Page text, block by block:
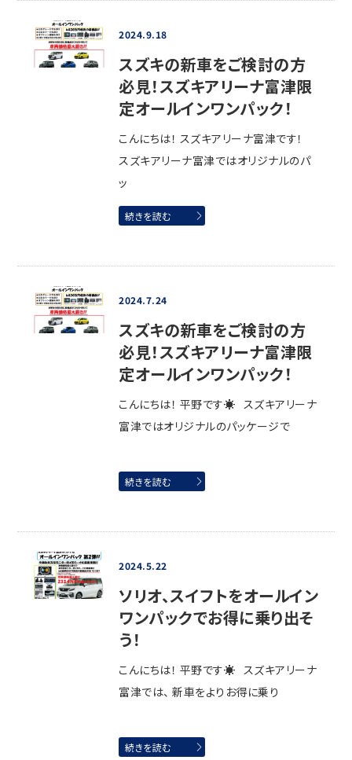
2024.9.18
スズキの新車をご検討の方
必見！スズキアリーナ富津限
定オールインワンパック！
こんにちは！ スズキアリーナ富津です！
スズキアリーナ富津ではオリジナルのパ
ッ
続きを読む
2024.7.24
スズキの新車をご検討の方
必見！スズキアリーナ富津限
定オールインワンパック！
こんにちは！ 平野です☀ スズキアリーナ
富津ではオリジナルのパッケージで
続きを読む
2024.5.22
ソリオ、スイフトをオールイン
ワンパックでお得に乗り出そ
う！
こんにちは！ 平野です☀ スズキアリーナ
富津では、 新車をよりお得に乗り
続きを読む